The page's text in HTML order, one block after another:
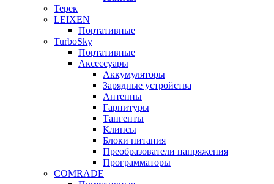
Терек
LEIXEN
Портативные
TurboSky
Портативные
Аксессуары
Аккумуляторы
Зарядные устройства
Антенны
Гарнитуры
Тангенты
Клипсы
Блоки питания
Преобразователи напряжения
Программаторы
COMRADE